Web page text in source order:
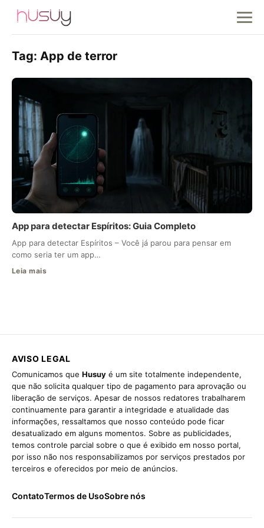
Tag: App de terror
App para detectar Espíritos: Guia Completo
App para detectar Espíritos – Você já parou para pensar em
como seria ter um app…
Leia mais
AVISO LEGAL
Comunicamos que Husuy é um site totalmente independente,
que não solicita qualquer tipo de pagamento para aprovação ou
liberação de serviços. Apesar de nossos redatores trabalharem
continuamente para garantir a integridade e atualidade das
informações, ressaltamos que nosso conteúdo pode ficar
desatualizado em alguns momentos. Sobre as publicidades,
temos controle parcial sobre o que é exibido em nosso portal,
por isso não nos responsabilizamos por serviços prestados por
terceiros e oferecidos por meio de anúncios.
ContatoTermos de UsoSobre nós